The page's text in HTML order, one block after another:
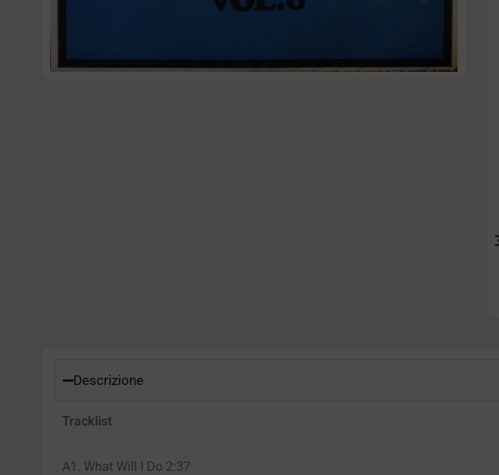
Descrizione
Tracklist
A1. What Will I Do 2:37